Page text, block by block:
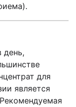
день,
для
является